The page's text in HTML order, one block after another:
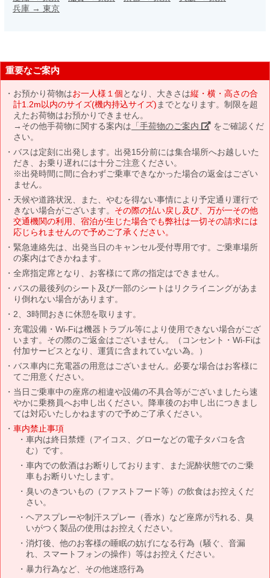
兵庫 → 東京
重要なご案内
お預かり荷物はお一人様１個となり、大きさは縦・横・高さの合
計1.2m以内のサイズ(機内持込サイズ) までとなります。制限を超
えたお荷物はお預かりできません。
→その他手荷物に関する案内は 「手荷物のご案内」 をご確認くだ
さい。
バスは定刻に出発します。出発15分前には集合場所へお越しいた
だき、お乗り遅れには十分ご注意ください。
※出発時間に間に合わずご乗車できなかった場合の返金はござい
ません。
天候や道路状況、また、やむを得ない事情により予定通り運行で
きない場合がございます。 その際の払い戻し及び、万が一その他
交通機関の利用、宿泊が生じた場合でも弊社は一切その請求には
応じられませんので予めご了承ください。
緊急連絡先は、出発当日のキャンセル受付専用です。ご乗車場所
の案内はできかねます。
全席指定席となり、お客様にて席の指定はできません。
バスの最後列のシート及び一部のシートはリクライニングがあま
り倒れない場合があります。
2、3時間おきに休憩を取ります。
充電設備・Wi-Fiは機器トラブル等により使用できない場合がござ
います。その際のご返金はございません。（コンセント・Wi-Fiは
付加サービスとなり、運賃に含まれていない為。）
バス車内に充電器の用意はございません。必要な場合はお客様に
てご用意ください。
当日ご乗車中の座席の相違や設備の不具合等がございましたら速
やかに乗務員へお申し出ください。降車後のお申し出につきまし
ては対応いたしかねますので予めご了承ください。
車内禁止事項
車内は終日禁煙（アイコス、グローなどの電子タバコを含
む）です。
車内での飲酒はお断りしております、また泥酔状態でのご乗
車もお断りいたします。
臭いのきついもの（ファストフード等）の飲食はお控えくだ
さい。
ヘアスプレーや制汗スプレー（香水）など座席が汚れる、臭
いがつく製品の使用はお控えください。
消灯後、他のお客様の睡眠の妨げになる行為（騒ぐ、音漏
れ、スマートフォンの操作）等はお控えください。
暴力行為など、その他迷惑行為